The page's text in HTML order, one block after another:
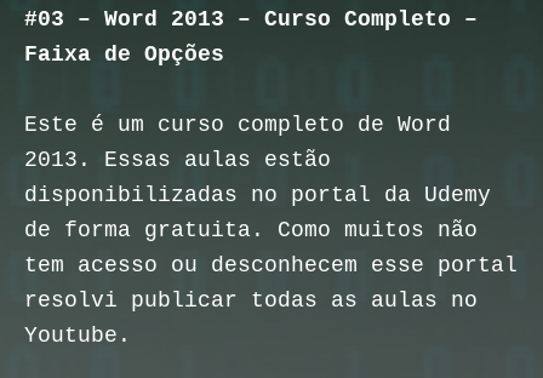
#03 – Word 2013 – Curso Completo –
Faixa de Opções
Este é um curso completo de Word
2013. Essas aulas estão
disponibilizadas no portal da Udemy
de forma gratuita. Como muitos não
tem acesso ou desconhecem esse portal
resolvi publicar todas as aulas no
Youtube.